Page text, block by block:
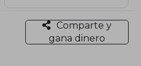
Comparte y
gana dinero